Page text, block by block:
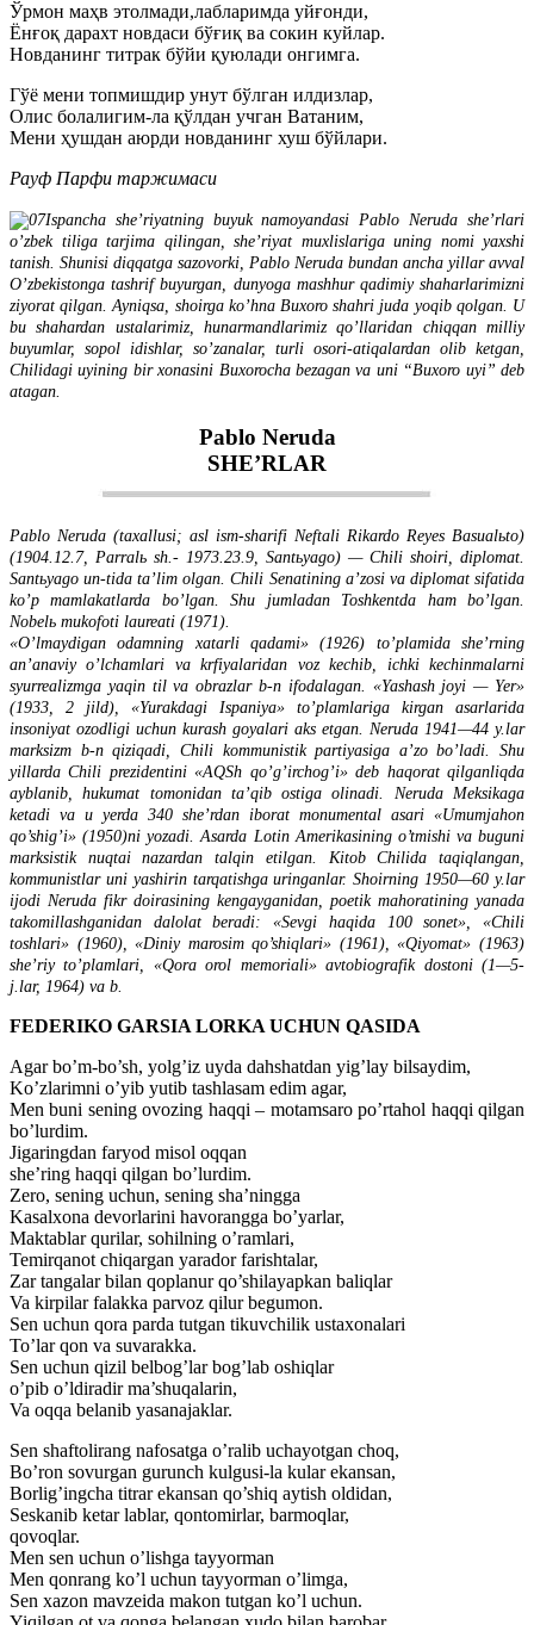
Ўрмон маҳв этолмади,лабларимда уйғонди,
Ёнғоқ дарахт новдаси бўғиқ ва сокин куйлар.
Новданинг титрак бўйи қуюлади онгимга.
Гўё мени топмишдир унут бўлган илдизлар,
Олис болалигим-ла қўлдан учган Ватаним,
Мени ҳушдан аюрди новданинг хуш бўйлари.
Рауф Парфи таржимаси
Ispancha she’riyatning buyuk namoyandasi Pablo Neruda she’rlari
o’zbek tiliga tarjima qilingan, she’riyat muxlislariga uning nomi yaxshi
tanish. Shunisi diqqatga sazovorki, Pablo Neruda bundan ancha yillar avval
O’zbekistonga tashrif buyurgan, dunyoga mashhur qadimiy shaharlarimizni
ziyorat qilgan. Ayniqsa, shoirga ko’hna Buxoro shahri juda yoqib qolgan. U
bu shahardan ustalarimiz, hunarmandlarimiz qo’llaridan chiqqan milliy
buyumlar, sopol idishlar, so’zanalar, turli osori-atiqalardan olib ketgan,
Chilidagi uyining bir xonasini Buxorocha bezagan va uni “Buxoro uyi” deb
atagan.
Pablo Neruda
SHE’RLAR
Pablo Neruda (taxallusi; asl ism-sharifi Neftali Rikardo Reyes Basualьto)
(1904.12.7, Parralь sh.- 1973.23.9, Santьyago) — Chili shoiri, diplomat.
Santьyago un-tida ta’lim olgan. Chili Senatining a’zosi va diplomat sifatida
ko’p mamlakatlarda bo’lgan. Shu jumladan Toshkentda ham bo’lgan.
Nobelь mukofoti laureati (1971).
«O’lmaydigan odamning xatarli qadami» (1926) to’plamida she’rning
an’anaviy o’lchamlari va krfiyalaridan voz kechib, ichki kechinmalarni
syurrealizmga yaqin til va obrazlar b-n ifodalagan. «Yashash joyi — Yer»
(1933, 2 jild), «Yurakdagi Ispaniya» to’plamlariga kirgan asarlarida
insoniyat ozodligi uchun kurash goyalari aks etgan. Neruda 1941—44 y.lar
marksizm b-n qiziqadi, Chili kommunistik partiyasiga a’zo bo’ladi. Shu
yillarda Chili prezidentini «AQSh qo’g’irchog’i» deb haqorat qilganliqda
ayblanib, hukumat tomonidan ta’qib ostiga olinadi. Neruda Meksikaga
ketadi va u yerda 340 she’rdan iborat monumental asari «Umumjahon
qo’shig’i» (1950)ni yozadi. Asarda Lotin Amerikasining o’tmishi va buguni
marksistik nuqtai nazardan talqin etilgan. Kitob Chilida taqiqlangan,
kommunistlar uni yashirin tarqatishga uringanlar. Shoirning 1950—60 y.lar
ijodi Neruda fikr doirasining kengayganidan, poetik mahoratining yanada
takomillashganidan dalolat beradi: «Sevgi haqida 100 sonet», «Chili
toshlari» (1960), «Diniy marosim qo’shiqlari» (1961), «Qiyomat» (1963)
she’riy to’plamlari, «Qora orol memoriali» avtobiografik dostoni (1—5-
j.lar, 1964) va b.
FEDERIKO GARSIA LORKA UCHUN QASIDA
Agar bo’m-bo’sh, yolg’iz uyda dahshatdan yig’lay bilsaydim,
Ko’zlarimni o’yib yutib tashlasam edim agar,
Men buni sening ovozing haqqi – motamsaro po’rtahol haqqi qilgan
bo’lurdim.
Jigaringdan faryod misol oqqan
she’ring haqqi qilgan bo’lurdim.
Zero, sening uchun, sening sha’ningga
Kasalxona devorlarini havorangga bo’yarlar,
Maktablar qurilar, sohilning o’ramlari,
Temirqanot chiqargan yarador farishtalar,
Zar tangalar bilan qoplanur qo’shilayapkan baliqlar
Va kirpilar falakka parvoz qilur begumon.
Sen uchun qora parda tutgan tikuvchilik ustaxonalari
To’lar qon va suvarakka.
Sen uchun qizil belbog’lar bog’lab oshiqlar
o’pib o’ldiradir ma’shuqalarin,
Va oqqa belanib yasanajaklar.
Sen shaftolirang nafosatga o’ralib uchayotgan choq,
Bo’ron sovurgan gurunch kulgusi-la kular ekansan,
Borlig’ingcha titrar ekansan qo’shiq aytish oldidan,
Seskanib ketar lablar, qontomirlar, barmoqlar,
qovoqlar.
Men sen uchun o’lishga tayyorman
Men qonrang ko’l uchun tayyorman o’limga,
Sen xazon mavzeida makon tutgan ko’l uchun.